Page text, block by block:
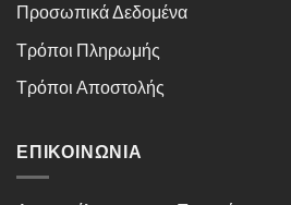
Προσωπικά Δεδομένα
Τρόποι Πληρωμής
Τρόποι Αποστολής
ΕΠΙΚΟΙΝΩΝΊΑ